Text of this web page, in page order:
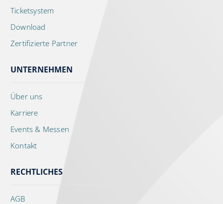
Ticketsystem
Download
Zertifizierte Partner
UNTERNEHMEN
Über uns
Karriere
Events & Messen
Kontakt
RECHTLICHES
AGB